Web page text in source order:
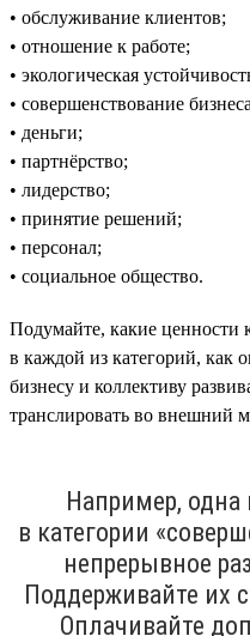
• обслуживание клиентов;
• отношение к работе;
• экологическая
• совершенствование
• деньги;
• партнёрство;
• лидерство;
• принятие решений;
• персонал;
• социальное общество.
Подумайте, какие
в каждой из категорий, как
бизнесу и коллективу
транслировать во внешний
Например, одна
в категории
непрерывное
Поддерживайте их
Оплачивайте